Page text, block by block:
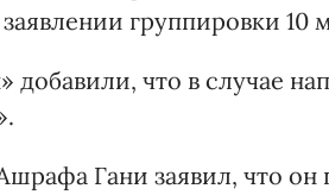
группировки 10
добавили, что в случае
Гани заявил, что